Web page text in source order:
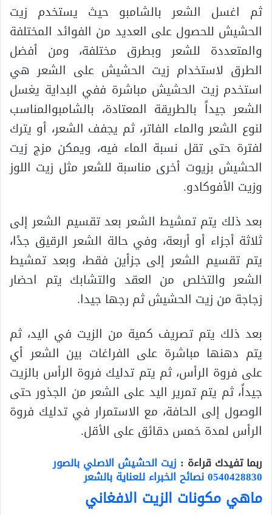
ثم اغسل الشعر بالشامبو حيث يستخدم زيت
الحشيش للحصول على العديد من الفوائد المختلفة
والمتعددة للشعر وبطرق مختلفة، ومن أفضل
الطرق لاستخدام زيت الحشيش على الشعر هي
استخدم زيت الحشيش مباشرة ففي البداية يغسل
الشعر جيداً بالطريقة المعتادة، بالشامبوالمناسب
لنوع الشعر والماء الفاتر، ثم يجفف الشعر، أو يترك
لفترة حتى تقل نسبة الماء فيه، ويمكن مزج زيت
الحشيش بزيوت أخرى مناسبة للشعر مثل زيت اللوز
وزيت الأفوكادو.
بعد ذلك يتم تمشيط الشعر بعد تقسيم الشعر إلى
ثلاثة أجزاء أو أربعة، وفي حالة الشعر الرقيق جدًا،
يتم تقسيم الشعر إلى جزأين فقط، وبعد تمشيط
الشعر والتخلص من العقد والتشابك يتم احضار
زجاجة من زيت الحشيش ثم رجها جيدا.
بعد ذلك يتم تصريف كمية من الزيت في اليد، ثم
يتم دهنها مباشرة على الفراغات بين الشعر أي
على فروة الرأس، ثم يتم تدليك فروة الرأس بالزيت
جيداً، ثم يتم تمرير اليد على الشعر من الجذور حتى
الوصول إلى الحافة، مع الاستمرار في تدليك فروة
الرأس لمدة خمس دقائق على الأقل.
ربما تفيدك قراءة : زيت الحشيش الاصلي بالصور
0540428830 نصائح الخبراء للعناية بالشعر
ماهي مكونات الزيت الافغاني